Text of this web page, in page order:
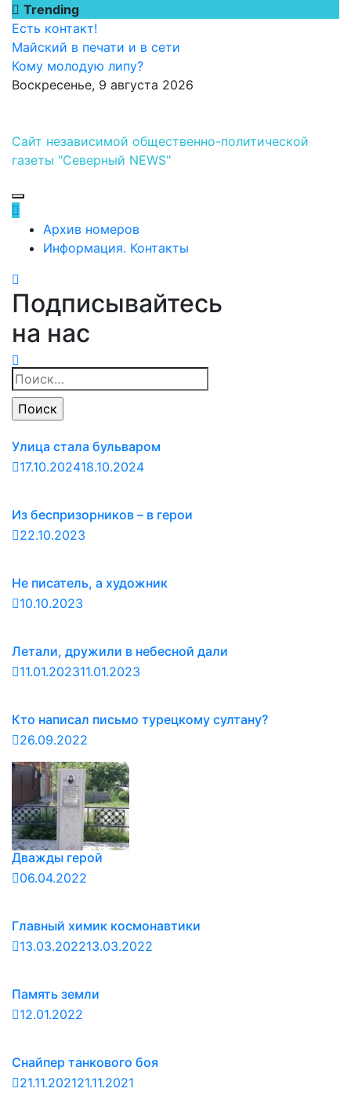
Перейти
содержимому
Trending
Есть контакт!
Майский в печати и в сети
Кому молодую липу?
Воскресенье, 9 августа 2026
Сайт независимой общественно-политической
газеты "Северный NEWS"
Архив номеров
Информация. Контакты
Подписывайтесь
на нас
Найти:
Улица стала бульваром
17.10.202418.10.2024
Из беспризорников – в герои
22.10.2023
Не писатель, а художник
10.10.2023
Летали, дружили в небесной дали
11.01.202311.01.2023
Кто написал письмо турецкому султану?
26.09.2022
Дважды герой
06.04.2022
Главный химик космонавтики
13.03.202213.03.2022
Память земли
12.01.2022
Снайпер танкового боя
21.11.202121.11.2021